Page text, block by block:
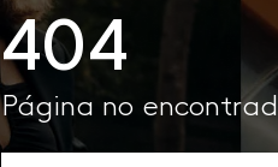
404
Página no